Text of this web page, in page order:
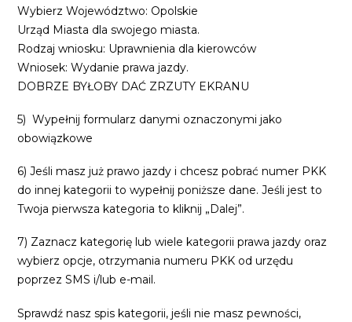
Wybierz Województwo: Opolskie
Urząd Miasta dla swojego miasta.
Rodzaj wniosku: Uprawnienia dla kierowców
Wniosek: Wydanie prawa jazdy.
DOBRZE BYŁOBY DAĆ ZRZUTY EKRANU
5) Wypełnij formularz danymi oznaczonymi jako
obowiązkowe
6) Jeśli masz już prawo jazdy i chcesz pobrać numer PKK
do innej kategorii to wypełnij poniższe dane. Jeśli jest to
Twoja pierwsza kategoria to kliknij „Dalej”.
7) Zaznacz kategorię lub wiele kategorii prawa jazdy oraz
wybierz opcje, otrzymania numeru PKK od urzędu
poprzez SMS i/lub e-mail.
Sprawdź nasz spis kategorii, jeśli nie masz pewności,